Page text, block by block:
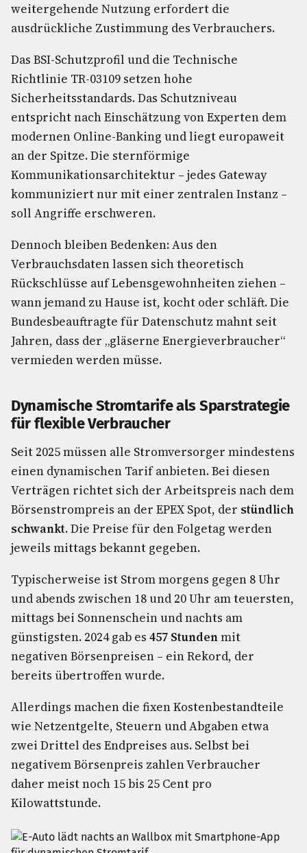
weitergehende Nutzung erfordert die
ausdrückliche Zustimmung des Verbrauchers.
Das BSI-Schutzprofil und die Technische
Richtlinie TR-03109 setzen hohe
Sicherheitsstandards. Das Schutzniveau
entspricht nach Einschätzung von Experten dem
modernen Online-Banking und liegt europaweit
an der Spitze. Die sternförmige
Kommunikationsarchitektur – jedes Gateway
kommuniziert nur mit einer zentralen Instanz –
soll Angriffe erschweren.
Dennoch bleiben Bedenken: Aus den
Verbrauchsdaten lassen sich theoretisch
Rückschlüsse auf Lebensgewohnheiten ziehen –
wann jemand zu Hause ist, kocht oder schläft. Die
Bundesbeauftragte für Datenschutz mahnt seit
Jahren, dass der „gläserne Energieverbraucher“
vermieden werden müsse.
Dynamische Stromtarife als Sparstrategie
für flexible Verbraucher
Seit 2025 müssen alle Stromversorger mindestens
einen dynamischen Tarif anbieten. Bei diesen
Verträgen richtet sich der Arbeitspreis nach dem
Börsenstrompreis an der EPEX Spot, der stündlich
schwankt. Die Preise für den Folgetag werden
jeweils mittags bekannt gegeben.
Typischerweise ist Strom morgens gegen 8 Uhr
und abends zwischen 18 und 20 Uhr am teuersten,
mittags bei Sonnenschein und nachts am
günstigsten. 2024 gab es 457 Stundenmit
negativen Börsenpreisen – ein Rekord, der
bereits übertroffen wurde.
Allerdings machen die fixen Kostenbestandteile
wie Netzentgelte, Steuern und Abgaben etwa
zwei Drittel des Endpreises aus. Selbst bei
negativem Börsenpreis zahlen Verbraucher
daher meist noch 15 bis 25 Cent pro
Kilowattstunde.